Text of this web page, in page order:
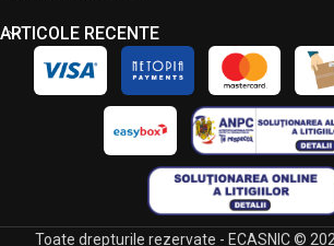
ARTICOLE RECENTE
Toate drepturile rezervate - ECASNIC ©